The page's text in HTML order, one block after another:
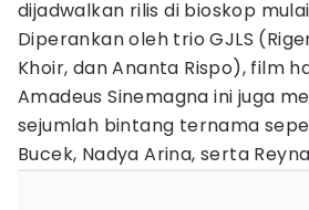
dijadwalkan rilis di bioskop mulai
Diperankan oleh trio GJLS
Khoir, dan Ananta Rispo), film
Amadeus Sinemagna ini juga
sejumlah bintang ternama
Bucek, Nadya Arina, serta